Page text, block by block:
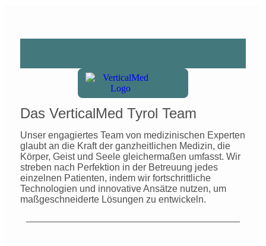
Das VerticalMed Tyrol Team
Unser engagiertes Team von medizinischen Experten
glaubt an die Kraft der ganzheitlichen Medizin, die
Körper, Geist und Seele gleichermaßen umfasst. Wir
streben nach Perfektion in der Betreuung jedes
einzelnen Patienten, indem wir fortschrittliche
Technologien und innovative Ansätze nutzen, um
maßgeschneiderte Lösungen zu entwickeln.